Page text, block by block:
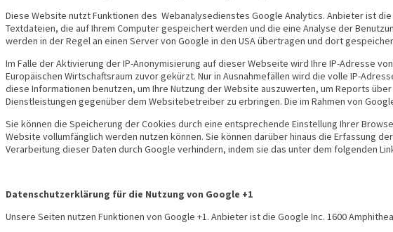
Diese Website nutzt Funktionen des Webanalysedienstes Google Analytics. Anbieter ist die
Textdateien, die auf Ihrem Computer gespeichert werden und die eine Analyse der
werden in der Regel an einen Server von Google in den USA übertragen und dort
Im Falle der Aktivierung der IP-Anonymisierung auf dieser Webseite wird Ihre IP-Adresse
Europäischen Wirtschaftsraum zuvor gekürzt. Nur in Ausnahmefällen wird die volle IP-
diese Informationen benutzen, um Ihre Nutzung der Website auszuwerten, um Reports
Dienstleistungen gegenüber dem Websitebetreiber zu erbringen. Die im Rahmen von
Sie können die Speicherung der Cookies durch eine entsprechende Einstellung Ihrer
Website vollumfänglich werden nutzen können. Sie können darüber hinaus die Erfassung
Verarbeitung dieser Daten durch Google verhindern, indem sie das unter dem folgenden
Datenschutzerklärung für die Nutzung von Google +1
Unsere Seiten nutzen Funktionen von Google +1. Anbieter ist die Google Inc. 1600